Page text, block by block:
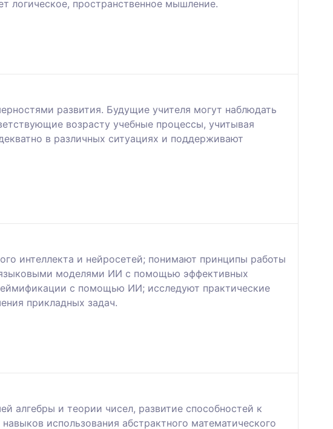
логическое, пространственное мышление.
развития. Будущие учителя могут наблюдать
возрасту учебные процессы, учитывая
в различных ситуациях и поддерживают
интеллекта и нейросетей; понимают принципы работы
языковыми моделями ИИ с помощью эффективных
с помощью ИИ; исследуют практические
прикладных задач.
алгебры и теории чисел, развитие способностей к
использования абстрактного математического